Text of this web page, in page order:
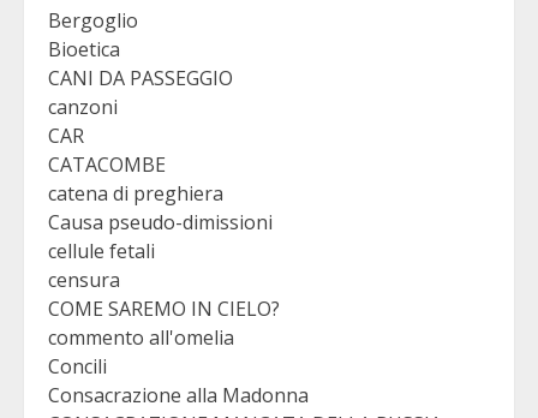
Bergoglio
Bioetica
CANI DA PASSEGGIO
canzoni
CAR
CATACOMBE
catena di preghiera
Causa pseudo-dimissioni
cellule fetali
censura
COME SAREMO IN CIELO?
commento all'omelia
Concili
Consacrazione alla Madonna